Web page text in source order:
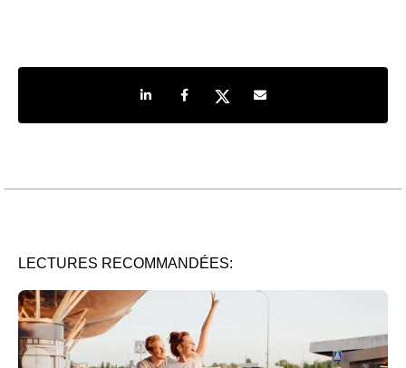
Share on LinkedIn
Share on Facebook
Share on TwitterShare by e-mail
LECTURES RECOMMANDÉES: